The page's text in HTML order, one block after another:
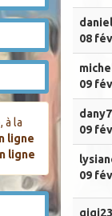
, à la
ligne
ligne
08
09
09
09
gigi23